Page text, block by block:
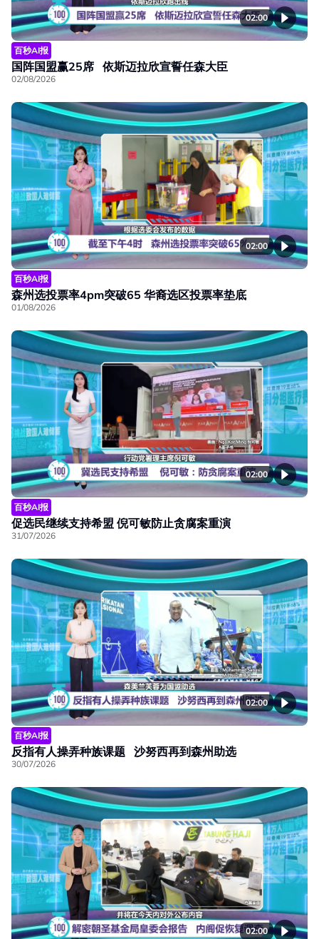
02:00
百秒AI报
国阵国盟赢25席 依斯迈拉欣宣誓任森大臣
02/08/2026
02:00
百秒AI报
森州选投票率4pm突破65 华裔选区投票率垫底
01/08/2026
02:00
百秒AI报
促选民继续支持希盟 倪可敏防止贪腐案重演
31/07/2026
02:00
百秒AI报
反指有人操弄种族课题 沙努西再到森州助选
30/07/2026
02:00